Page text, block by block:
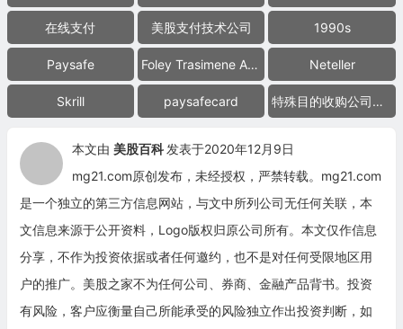
在线支付 美股支付技术公司 1990s
Paysafe Foley Trasimene Acquisition Corp. Neteller
Skrill paysafecard 特殊目的收购公司合并上市
本文由 美股百科 发表于2020年12月9日
mg21.com原创发布，未经授权，严禁转载。mg21.com
是一个独立的第三方信息网站，与文中所列公司无任何关联，本
文信息来源于公开资料，Logo版权归原公司所有。本文仅作信息
分享，不作为投资依据或者任何邀约，也不是对任何受限地区用
户的推广。美股之家不为任何公司、券商、金融产品背书。投资
有风险，客户应衡量自己所能承受的风险独立作出投资判断，如